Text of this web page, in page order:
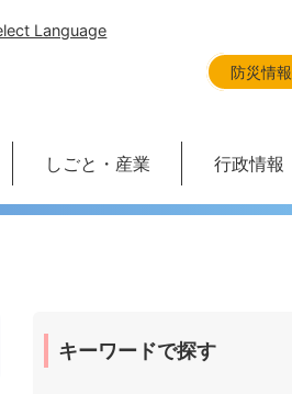
Language
防災情報
しごと・産業 行政情報
キーワードで探す